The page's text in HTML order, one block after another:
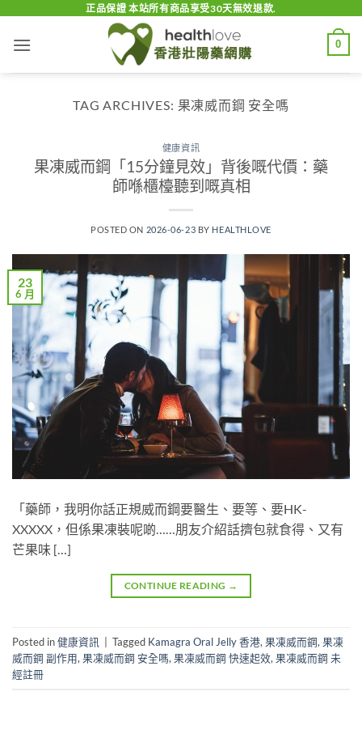
content
正品保證 本站所有商品享受30天無效退款.
0
TAG ARCHIVES: 果凍威而鋼 安全嗎
健康資訊
果凍威而鋼「15分鐘見效」背後嘅代價：藥
師喺櫃檯聽到嘅真相
POSTED ON 2026-06-23 BY HEALTHLOVE
23
6 月
「藥師，我明你話正規威而鋼要醫生、要等、要HK-
XXXXX，但係果凍裝呢啲……朋友介紹話擠包就食得、又有
芒果味 […]
CONTINUE READING →
Posted in健康資訊 Tagged Kamagra Oral Jelly 香港, 果凍威而鋼, 果凍
威而鋼 副作用, 果凍威而鋼 安全嗎, 果凍威而鋼 快速起效, 果凍威而鋼 未
經註冊